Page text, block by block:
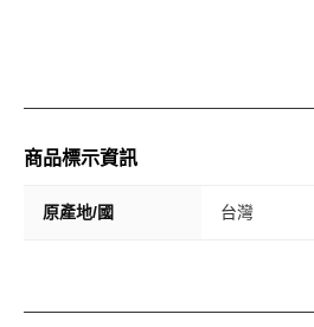
商品標示資訊
原產地/國 台灣